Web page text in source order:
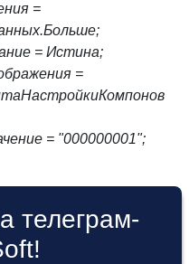
=
= Истина;
=
= "000000001";
телеграм-